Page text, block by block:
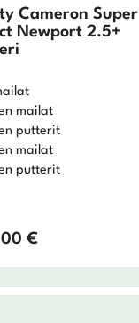
Cameron Super
Newport 2.5+
mailat
putterit
mailat
putterit
€